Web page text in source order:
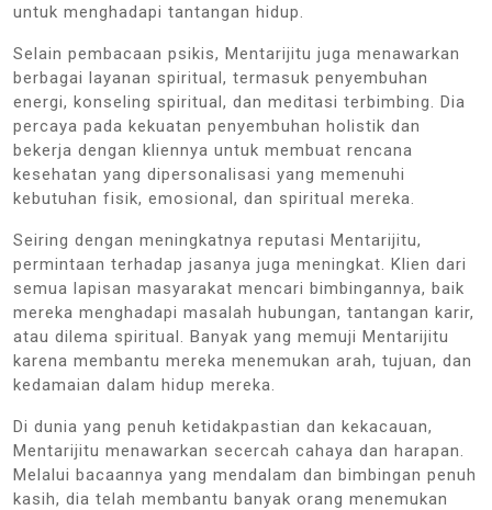
untuk menghadapi tantangan hidup.
Selain pembacaan psikis, Mentarijitu juga menawarkan
berbagai layanan spiritual, termasuk penyembuhan
energi, konseling spiritual, dan meditasi terbimbing. Dia
percaya pada kekuatan penyembuhan holistik dan
bekerja dengan kliennya untuk membuat rencana
kesehatan yang dipersonalisasi yang memenuhi
kebutuhan fisik, emosional, dan spiritual mereka.
Seiring dengan meningkatnya reputasi Mentarijitu,
permintaan terhadap jasanya juga meningkat. Klien dari
semua lapisan masyarakat mencari bimbingannya, baik
mereka menghadapi masalah hubungan, tantangan karir,
atau dilema spiritual. Banyak yang memuji Mentarijitu
karena membantu mereka menemukan arah, tujuan, dan
kedamaian dalam hidup mereka.
Di dunia yang penuh ketidakpastian dan kekacauan,
Mentarijitu menawarkan secercah cahaya dan harapan.
Melalui bacaannya yang mendalam dan bimbingan penuh
kasih, dia telah membantu banyak orang menemukan